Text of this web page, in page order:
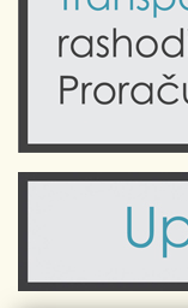
Obrazovanje
Komunalne usluge
Civilni sektor
Sport i rekreacija
Fotogalerije
Kalendar događanja
Turistička